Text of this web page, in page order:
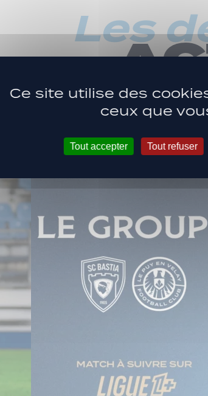
Les
Ce site utilise des
ceux que
Tout accepter Tout refuser